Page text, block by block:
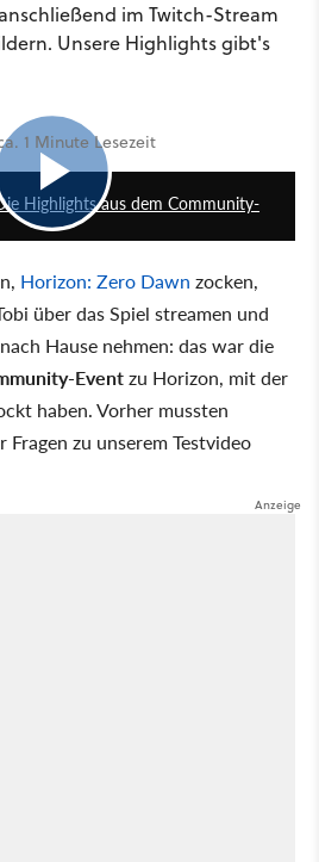
im Twitch-Stream
Unsere Highlights gibt's
1 Minute Lesezeit
Highlights aus dem Community-
Horizon: Zero Dawn zocken,
über das Spiel streamen und
Hause nehmen: das war die
Eventzu Horizon, mit der
haben. Vorher mussten
zu unserem Testvideo